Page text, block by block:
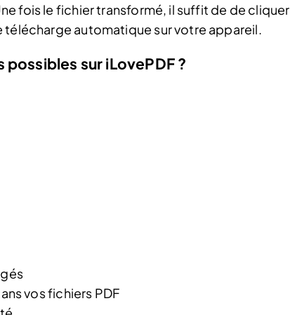
fois le fichier transformé, il suffit de de cliquer
télécharge automatique sur votre appareil.
sur iLovePDF ?
vos fichiers PDF